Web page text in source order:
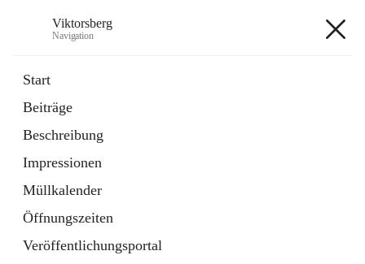
Viktorsberg
Navigation
Start
Beiträge
Beschreibung
Impressionen
Müllkalender
Öffnungszeiten
Veröffentlichungsportal
1 Schnellzugriff
Bürgerservice
10 Schnellzugriffe